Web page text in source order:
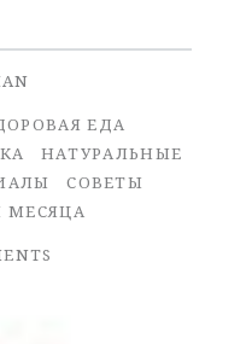
ЕДА
НАТУРАЛЬНЫЕ
СОВЕТЫ
МЕСЯЦА